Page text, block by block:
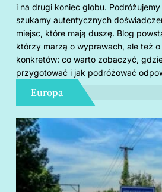
i na drugi koniec globu. Podróżujemy
szukamy autentycznych
miejsc, które mają duszę. Blog
którzy marzą o wyprawach, ale też
konkretów: co warto zobaczyć,
przygotować i jak podróżować
Europa